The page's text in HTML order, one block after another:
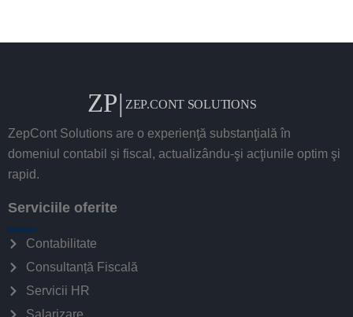
ZepCont Solutions are o experienţă substanţială în
domeniul contabil și fiscal, actualizându-şi acţiunile optim şi
rapid.
Serviciile oferite
Contabilitate
Consultanță Fiscală
Servicii HR
Salarizare